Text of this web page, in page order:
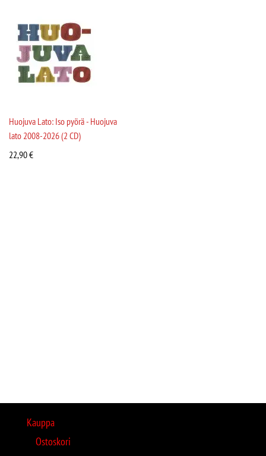
Huojuva Lato: Iso pyörä - Huojuva
lato 2008-2026 (2 CD)
22,90€
Kauppa
Ostoskori